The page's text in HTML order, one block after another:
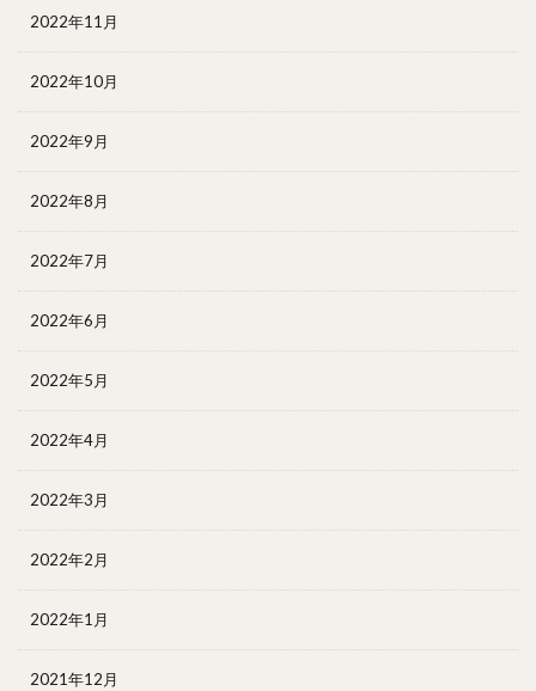
2022年11月
2022年10月
2022年9月
2022年8月
2022年7月
2022年6月
2022年5月
2022年4月
2022年3月
2022年2月
2022年1月
2021年12月